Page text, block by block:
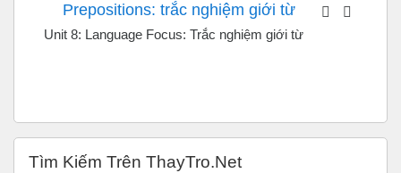
Prepositions: trắc nghiệm giới từ
Unit 8: Language Focus: Trắc nghiệm giới từ
Tìm Kiếm Trên ThayTro.Net